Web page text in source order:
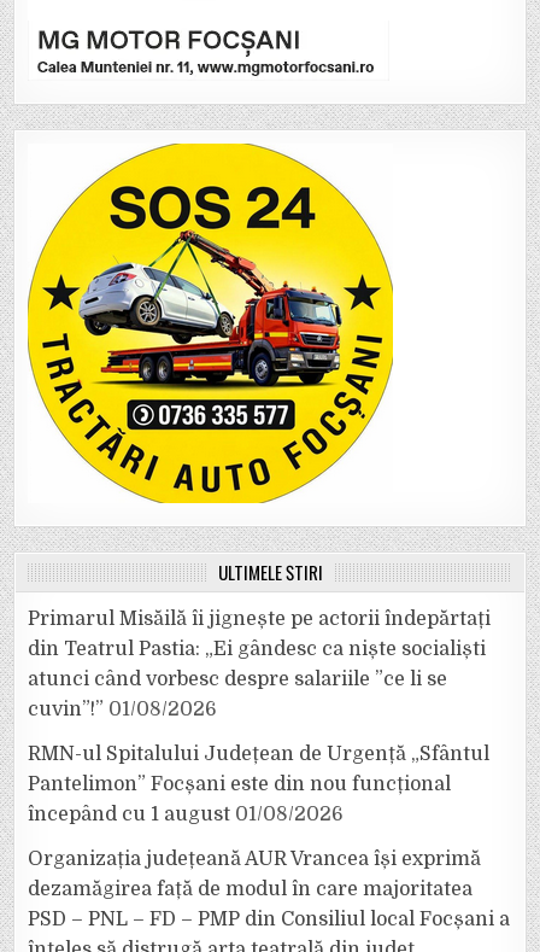
ULTIMELE ȘTIRI
Primarul Misăilă îi jignește pe actorii îndepărtați
din Teatrul Pastia: „Ei gândesc ca niște socialiști
atunci când vorbesc despre salariile ”ce li se
cuvin”!” 01/08/2026
RMN-ul Spitalului Județean de Urgență „Sfântul
Pantelimon” Focșani este din nou funcțional
începând cu 1 august 01/08/2026
Organizația județeană AUR Vrancea își exprimă
dezamăgirea față de modul în care majoritatea
PSD – PNL – FD – PMP din Consiliul local Focșani a